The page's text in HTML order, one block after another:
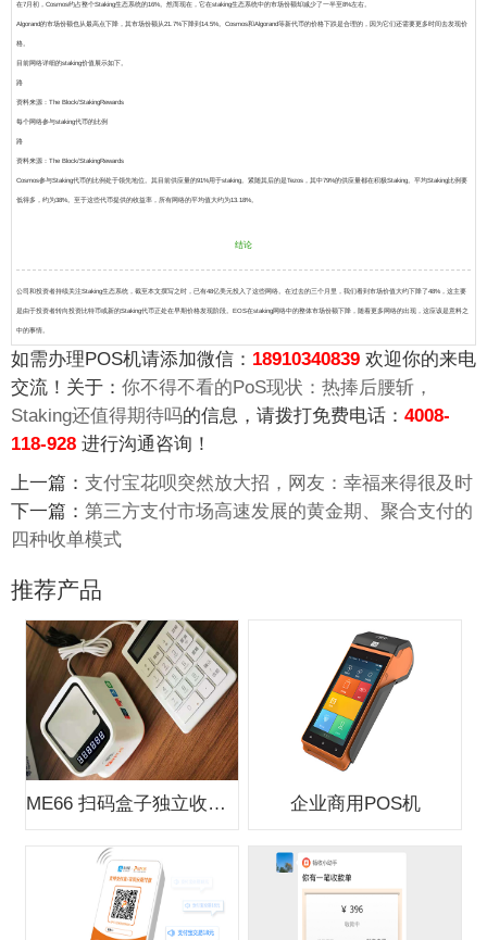
在7月初，Cosmos约占整个Staking生态系统的16%。然而现在，它在staking生态系统中的市场份额却减少了一半至8%左右。
Algorand的市场份额也从最高点下降，其市场份额从21.7%下降到14.5%。Cosmos和Algorand等新代币的价格下跌是合理的，因为它们还需要更多时间去发现价
格。
目前网络详细的staking价值展示如下。
路
资料来源： The Block/StakingRewards
每个网络参与staking代币的比例
路
资料来源： The Block/StakingRewards
Cosmos参与Staking代币的比例处于领先地位。其目前供应量的91%用于staking。紧随其后的是Tezos，其中79%的供应量都在积极Staking。平均Staking比例要
低得多，约为38%。至于这些代币提供的收益率，所有网络的平均值大约为13.18%。
结论
公司和投资者持续关注Staking生态系统，截至本文撰写之时，已有48亿美元投入了这些网络。在过去的三个月里，我们看到市场价值大约下降了48%，这主要
是由于投资者转向投资比特币或新的Staking代币正处在早期价格发现阶段。EOS在staking网络中的整体市场份额下降，随着更多网络的出现，这应该是意料之
中的事情。
如需办理POS机请添加微信： 18910340839 欢迎你的来电
交流！关于： 你不得不看的PoS现状：热捧后腰斩，
Staking还值得期待吗的信息，请拨打免费电话： 4008-
118-928 进行沟通咨询！
上一篇： 支付宝花呗突然放大招，网友：幸福来得很及时
下一篇： 第三方支付市场高速发展的黄金期、聚合支付的
四种收单模式
推荐产品
ME66 扫码盒子独立收款支付盒子 企业商用POS机